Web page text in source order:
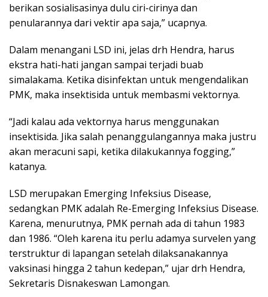
berikan sosialisasinya dulu ciri-cirinya dan
penularannya dari vektir apa saja,” ucapnya.
Dalam menangani LSD ini, jelas drh Hendra, harus
ekstra hati-hati jangan sampai terjadi buab
simalakama. Ketika disinfektan untuk mengendalikan
PMK, maka insektisida untuk membasmi vektornya.
“Jadi kalau ada vektornya harus menggunakan
insektisida. Jika salah penanggulangannya maka justru
akan meracuni sapi, ketika dilakukannya fogging,”
katanya.
LSD merupakan Emerging Infeksius Disease,
sedangkan PMK adalah Re-Emerging Infeksius Disease.
Karena, menurutnya, PMK pernah ada di tahun 1983
dan 1986. “Oleh karena itu perlu adamya survelen yang
terstruktur di lapangan setelah dilaksanakannya
vaksinasi hingga 2 tahun kedepan,” ujar drh Hendra,
Sekretaris Disnakeswan Lamongan.